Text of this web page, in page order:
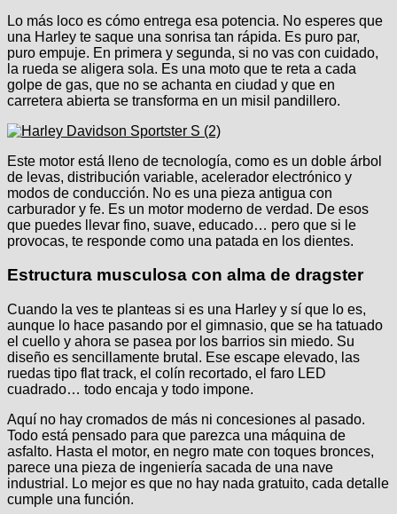
Lo más loco es cómo entrega esa potencia. No esperes que
una Harley te saque una sonrisa tan rápida. Es puro par,
puro empuje. En primera y segunda, si no vas con cuidado,
la rueda se aligera sola. Es una moto que te reta a cada
golpe de gas, que no se achanta en ciudad y que en
carretera abierta se transforma en un misil pandillero.
Este motor está lleno de tecnología, como es un doble árbol
de levas, distribución variable, acelerador electrónico y
modos de conducción. No es una pieza antigua con
carburador y fe. Es un motor moderno de verdad. De esos
que puedes llevar fino, suave, educado… pero que si le
provocas, te responde como una patada en los dientes.
Estructura musculosa con alma de dragster
Cuando la ves te planteas si es una Harley y sí que lo es,
aunque lo hace pasando por el gimnasio, que se ha tatuado
el cuello y ahora se pasea por los barrios sin miedo. Su
diseño es sencillamente brutal. Ese escape elevado, las
ruedas tipo flat track, el colín recortado, el faro LED
cuadrado… todo encaja y todo impone.
Aquí no hay cromados de más ni concesiones al pasado.
Todo está pensado para que parezca una máquina de
asfalto. Hasta el motor, en negro mate con toques bronces,
parece una pieza de ingeniería sacada de una nave
industrial. Lo mejor es que no hay nada gratuito, cada detalle
cumple una función.